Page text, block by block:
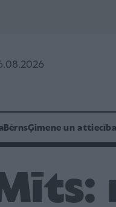
BērnsĢimene un